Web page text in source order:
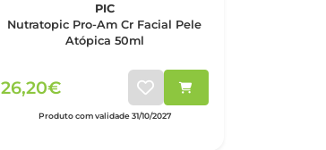
PIC
Nutratopic Pro-Am Cr Facial Pele
Atópica 50ml
26,20€
Produto com validade 31/10/2027